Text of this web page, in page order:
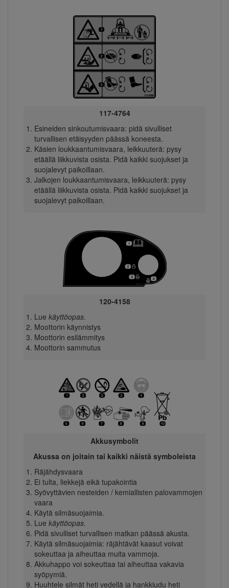
117-4764
Esineiden sinkoutumisvaara: pidä sivulliset
turvallisen etäisyyden päässä koneesta.
Käsien loukkaantumisvaara, leikkuuterä: pysy
etäällä liikkuvista osista. Pidä kaikki suojukset ja
suojalevyt paikoillaan.
Jalkojen loukkaantumisvaara, leikkuuterä: pysy
etäällä liikkuvista osista. Pidä kaikki suojukset ja
suojalevyt paikoillaan.
120-4158
Lue käyttöopas.
Moottorin käynnistys
Moottorin esilämmitys
Moottorin sammutus
Akkusymbolit
Akussa on joitain tai kaikki näistä symboleista
Räjähdysvaara
Ei tulta, liekkejä eikä tupakointia
Syövyttävien nesteiden / kemiallisten palovammojen
vaara
Käytä silmäsuojaimia.
Lue käyttöopas.
Pidä sivulliset turvallisen matkan päässä akusta.
Käytä silmäsuojaimia: räjähtävät kaasut voivat
sokeuttaa ja aiheuttaa muita vammoja.
Akkuhappo voi sokeuttaa tai aiheuttaa vakavia
syöpymiä.
Huuhtele silmät heti vedellä ja hankkiudu heti